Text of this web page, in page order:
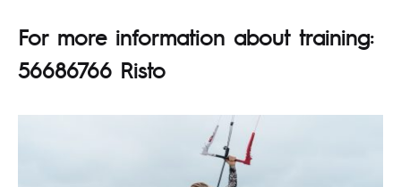
For more information about training:
56686766 Risto